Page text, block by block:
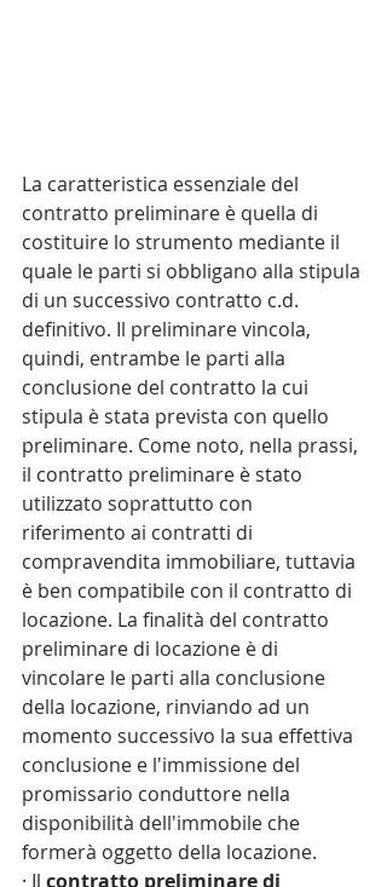
La caratteristica essenziale del
contratto preliminare è quella di
costituire lo strumento mediante il
quale le parti si obbligano alla stipula
di un successivo contratto c.d.
definitivo. Il preliminare vincola,
quindi, entrambe le parti alla
conclusione del contratto la cui
stipula è stata prevista con quello
preliminare. Come noto, nella prassi,
il contratto preliminare è stato
utilizzato soprattutto con
riferimento ai contratti di
compravendita immobiliare, tuttavia
è ben compatibile con il contratto di
locazione. La finalità del contratto
preliminare di locazione è di
vincolare le parti alla conclusione
della locazione, rinviando ad un
momento successivo la sua effettiva
conclusione e l'immissione del
promissario conduttore nella
disponibilità dell'immobile che
formerà oggetto della locazione.
· Il contratto preliminare di